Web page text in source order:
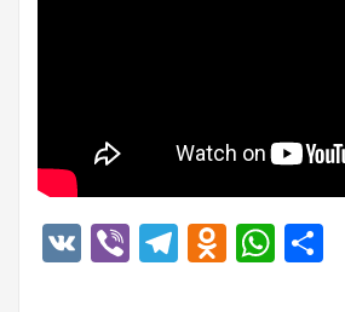
VK ViberTelegram